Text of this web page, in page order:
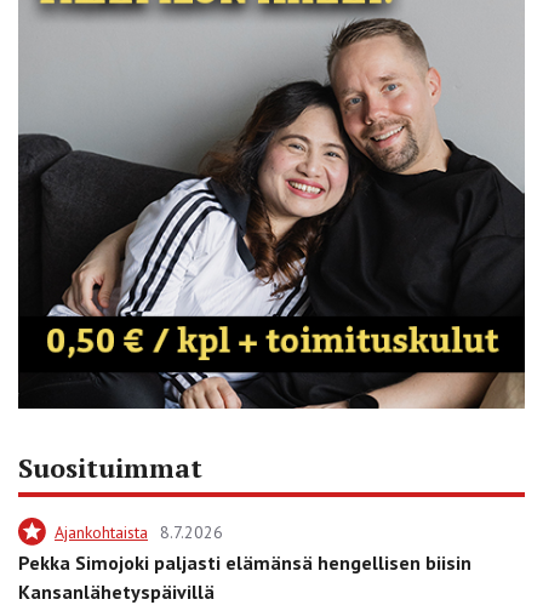
Suosituimmat
Ajankohtaista 8.7.2026
Pekka Simojoki paljasti elämänsä hengellisen biisin
Kansanlähetyspäivillä